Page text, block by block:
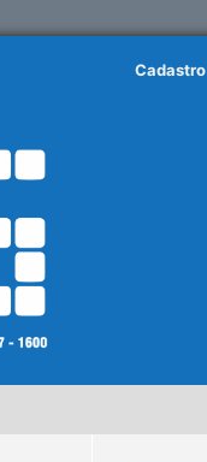
Cadastro